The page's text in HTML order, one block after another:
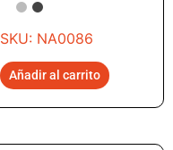
SKU: NA0086
Añadir al carrito